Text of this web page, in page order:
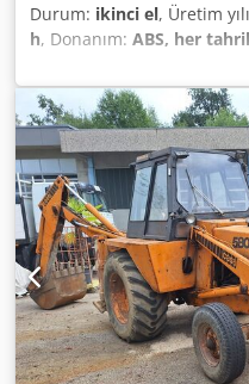
Durum: ikinci el, Üretim
h, Donanım: ABS, her
WX165 (Hidrolik
Motor üreticisi: Case
Agueha Çalışma saati:
18000 kg Taşıma
Taşıma yüksekliği: 2,89 m
Düzleştirici bıçak -
konusunda da iş
olmaktan memnuniyet
değildir. Hatalar ve aracı